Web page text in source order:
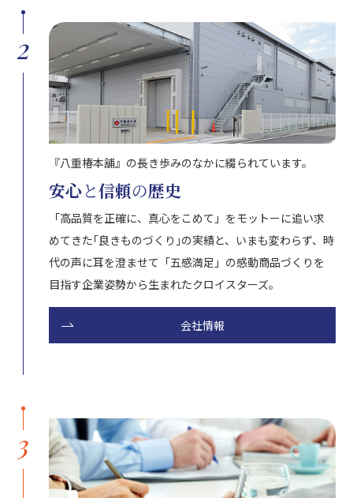
2
『八重椿本舖』の長き歩みのなかに綴られています。
安心と信頼の歴史
「高品質を正確に、真心をこめて」をモットーに追い求
めてきた｢良きものづくり｣の実績と、いまも変わらず、時
代の声に耳を澄ませて「五感満足」の感動商品づくりを
目指す企業姿勢から生まれたクロイスターズ。
会社情報
3